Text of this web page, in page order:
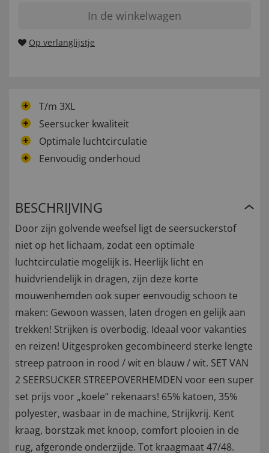
In de winkelwagen
Op verlanglijstje
T/m 3XL
Seersucker kwaliteit
Optimale luchtcirculatie
Eenvoudig onderhoud
BESCHRIJVING
Door zijn golvende weefsel ligt de seersuckerstof
niet op het lichaam, zodat een optimale
luchtcirculatie mogelijk is. Heerlijk licht en
huidvriendelijk in dragen, zijn deze korte
mouwenhemden ook super eenvoudig schoon te
maken: Gewoon wassen, laten drogen en gelijk aan
trekken! Strijken is overbodig. Ideaal voor vakanties
en reizen! Uitgesproken gecombineerd sterke lengte
streep patroon in rood / wit en blauw / wit. SET VAN
2 SEERSUCKER STREEPOVERHEMDEN voor een super
set prijs voor „koele“ rekenaars! 65% katoen, 35%
polyester, wasbaar in de machine, Strijkvrij. Kent
kraag, borstzak met knoop, comfort plooien in de
rug, afgeronde onderzijde. Tot kraagmaat 47/48.